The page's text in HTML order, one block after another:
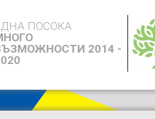
ПОСОКА
2014 -